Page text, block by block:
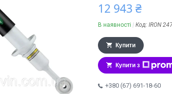
12 943 ₴
В наявності Код: IRON
Купити
Купити з
+380 (67) 691-18-60